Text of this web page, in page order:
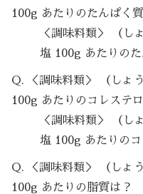
100g あたりのたんぱく
＜調味料類＞ （し
塩 100g あたりの
Q. ＜調味料類＞ （しょ
100g あたりのコレステ
＜調味料類＞ （し
塩 100g あたりの
Q. ＜調味料類＞ （しょ
100g あたりの脂質は？